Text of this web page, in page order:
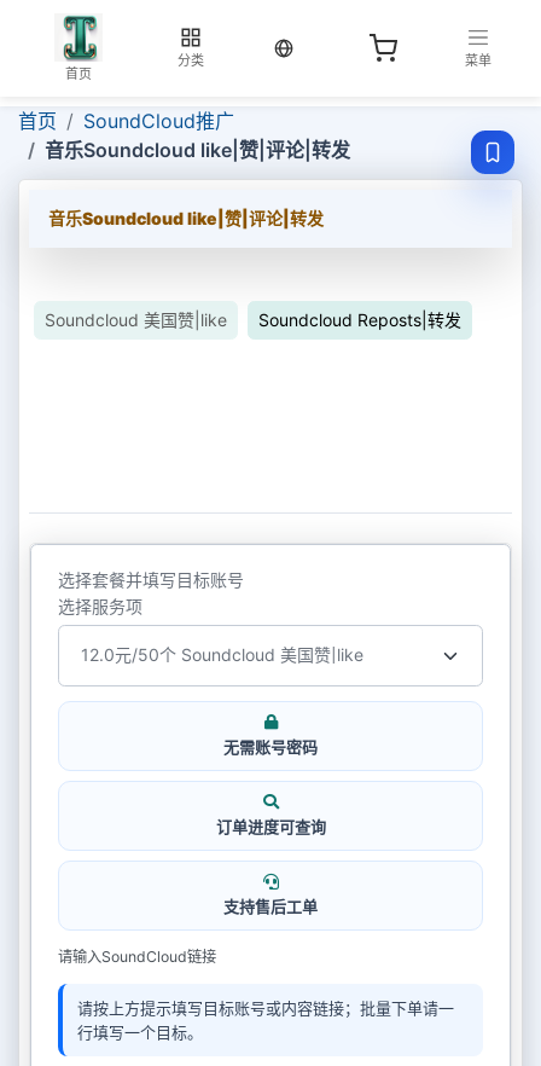
首页
分类
当前语言：中文
菜单
首页
SoundCloud推广
音乐Soundcloud like|赞|评论|转发
音乐Soundcloud like|赞|评论|转发
Soundcloud 美国赞|like Soundcloud Reposts|转发
选择套餐并填写目标账号
选择服务项
无需账号密码
订单进度可查询
支持售后工单
请输入SoundCloud链接
请按上方提示填写目标账号或内容链接；批量下单请一
行填写一个目标。